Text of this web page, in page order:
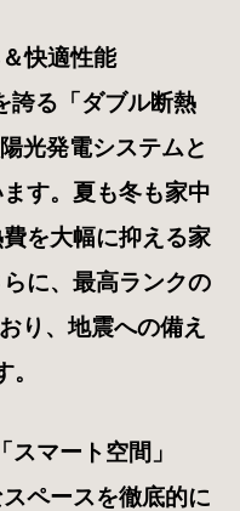
快適性能
誇る「ダブル断熱
光発電システムと
す。夏も冬も家中
を大幅に抑える家
に、最高ランクの
り、地震への備え
。
マート空間」
ペースを徹底的に